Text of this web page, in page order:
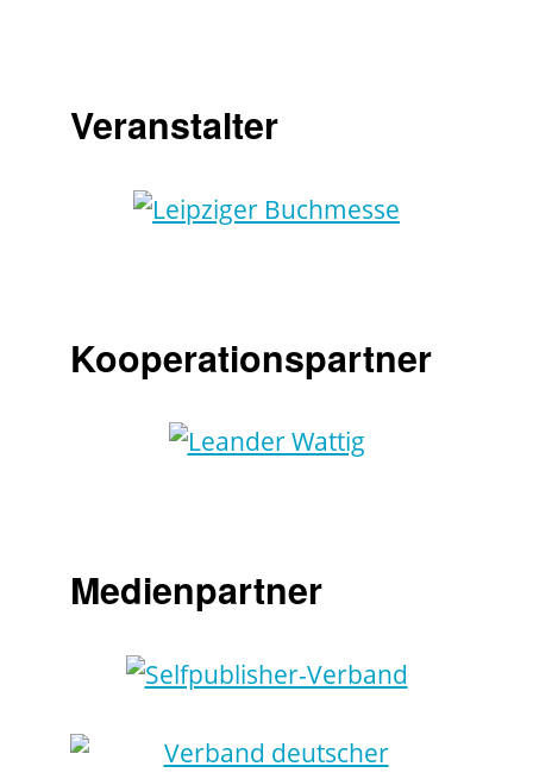
Veranstalter
Kooperationspartner
Medienpartner